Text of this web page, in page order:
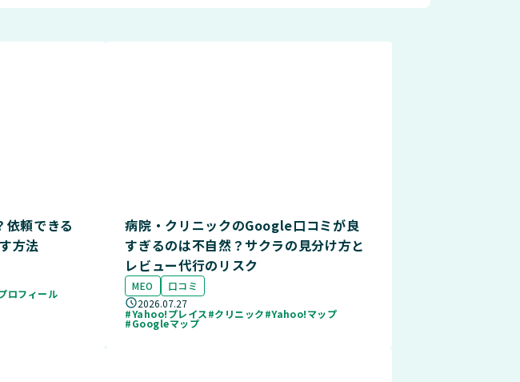
頼できる
方法
ロフィール
病院・クリニックのGoogle口コミが良
すぎるのは不自然？サクラの見分け方と
レビュー代行のリスク
MEO
口コミ
2026.07.27
#Yahoo!プレイス#クリニック#Yahoo!マップ
#Googleマップ